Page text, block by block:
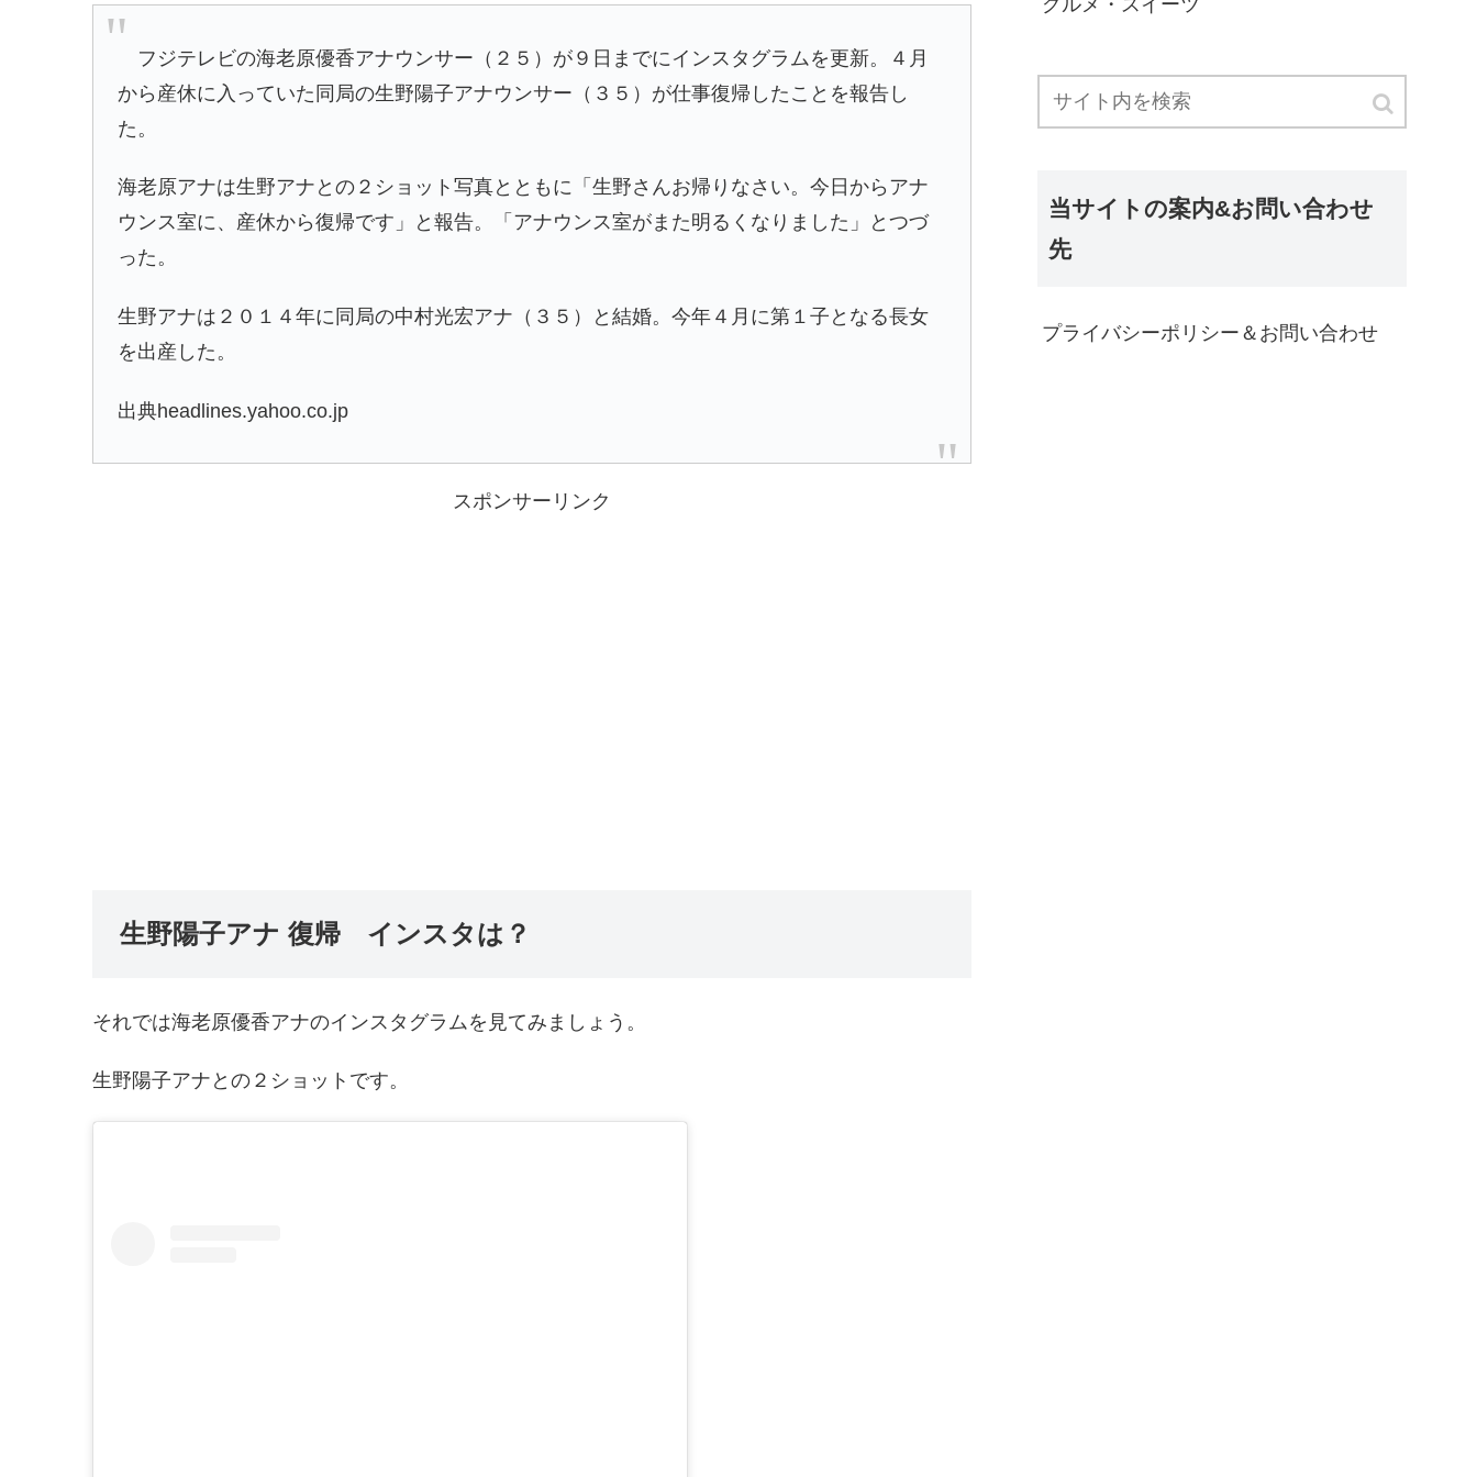
フジテレビの海老原優香アナウンサー（２５）が９日までにインスタグラムを更新。４月
から産休に入っていた同局の生野陽子アナウンサー（３５）が仕事復帰したことを報告し
た。
海老原アナは生野アナとの２ショット写真とともに「生野さんお帰りなさい。今日からアナ
ウンス室に、産休から復帰です」と報告。「アナウンス室がまた明るくなりました」とつづ
った。
生野アナは２０１４年に同局の中村光宏アナ（３５）と結婚。今年４月に第１子となる長女
を出産した。
出典headlines.yahoo.co.jp
スポンサーリンク
生野陽子アナ 復帰 インスタは？
それでは海老原優香アナのインスタグラムを見てみましょう。
生野陽子アナとの２ショットです。
当サイトの案内&お問い合わせ
先
プライバシーポリシー＆お問い合わせ